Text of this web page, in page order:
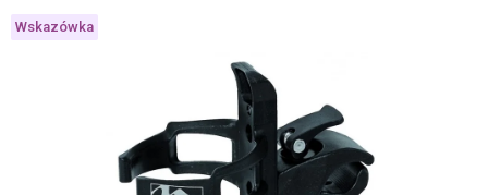
produktu
wynosi
Wskazówka